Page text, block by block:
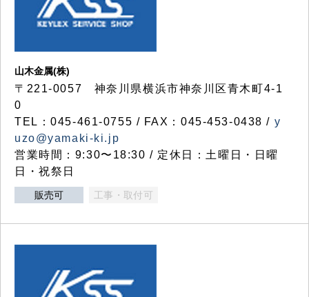
山木金属(株)
〒221-0057 神奈川県横浜市神奈川区青木町4-1
0
TEL：045-461-0755 / FAX：045-453-0438 / y
uzo@yamaki-ki.jp
営業時間：9:30〜18:30 / 定休日：土曜日・日曜
日・祝祭日
販売可 工事・取付可